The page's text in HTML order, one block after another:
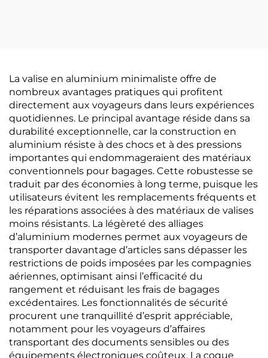
d’affaires
La valise en aluminium minimaliste offre de
nombreux avantages pratiques qui profitent
directement aux voyageurs dans leurs expériences
quotidiennes. Le principal avantage réside dans sa
durabilité exceptionnelle, car la construction en
aluminium résiste à des chocs et à des pressions
importantes qui endommageraient des matériaux
conventionnels pour bagages. Cette robustesse se
traduit par des économies à long terme, puisque les
utilisateurs évitent les remplacements fréquents et
les réparations associées à des matériaux de valises
moins résistants. La légèreté des alliages
d’aluminium modernes permet aux voyageurs de
transporter davantage d’articles sans dépasser les
restrictions de poids imposées par les compagnies
aériennes, optimisant ainsi l’efficacité du
rangement et réduisant les frais de bagages
excédentaires. Les fonctionnalités de sécurité
procurent une tranquillité d’esprit appréciable,
notamment pour les voyageurs d’affaires
transportant des documents sensibles ou des
équipements électroniques coûteux. La coque